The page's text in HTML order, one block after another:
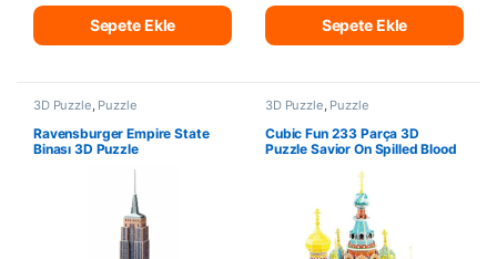
Sepete Ekle Sepete Ekle
3D Puzzle, Puzzle
Ravensburger Empire State
Binası 3D Puzzle
3D Puzzle, Puzzle
Cubic Fun 233 Parça 3D
Puzzle Savior On Spilled Blood